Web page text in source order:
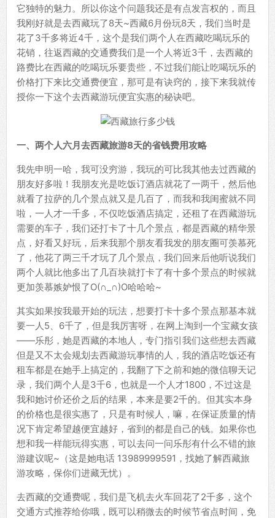
它独特的魅力。所以你这个问题我还是有点发言权的，而且
我刚好就是去西藏玩了8天~西藏6月份玩8天，我们当时是
花了3千多将近4千，这个是我们两个人在西藏吃喝玩乐的
花销，往返西藏的交通费我们是一个人将近3千，去西藏的
路费比在西藏的吃喝玩乐要贵些，不过我们能让吃喝玩乐的
价格打下来比交通费便宜，那可是有诀窍的，接下来我就传
授你一下这个去西藏游玩便宜实惠的秘诀吧。
一、两个人六月去西藏旅游8天的省钱费用攻略
我先申明一哈，我可没穷游，我玩的可比我其他去过西藏的
朋友好多啦！我朋友光是吃饭订酒店就花了一两千，然后他
就看了拉萨的几个景点就又是几百了，而我和我闺蜜就不同
啦，一人才一千多，不仅吃饭酒店搞定，还租了在西藏游玩
需要的车子，我们还打卡了十几个景点，都是西藏的精华景
点，好看又好玩，后来我那个朋友看我发的朋友圈可羡慕死
了，他花了两三千才玩了几个景点，我们回来后他听说我们
两个人就比他多出了几百块就打卡了有十多个景点的时候就
更加羡慕嫉妒恨了O(∩_∩)O哈哈哈~
其实如果按我最开始的玩法，想要打卡十多个景点那基本就
要一人5、6千了，但是我厉害呀，在网上淘到一个宝藏女孩
——乐彤，她是西藏的本地人，专门指引我们这些想去西藏
但是又不太会规划去西藏游玩事情的人，我的酒店吃饭还有
租车都是在她手上搞定的，我翻了下之前和她的微信聊天记
录，我们两个人是3千6，也就是一个人才1800，不过这是
我和她讨价还价之后的结果，本来是要2千的。但其实本身
的价格也是很实惠了，只是有时候人，嘛，在保证质量的情
况下肯定希望越便宜越好，省到的都是自己的钱。如果你也
想和我一样能玩得实惠，可以去问一问乐彤有什么不错的旅
游建议呢~（这是她电话 13989999591，找她了解西藏旅
游攻略，保你们进藏无忧）。
去西藏的交通费呢，我们是飞机去火车回花了2千多，这个
交通方式推荐给你哦，既可以稍微去的时候节省点时间，免